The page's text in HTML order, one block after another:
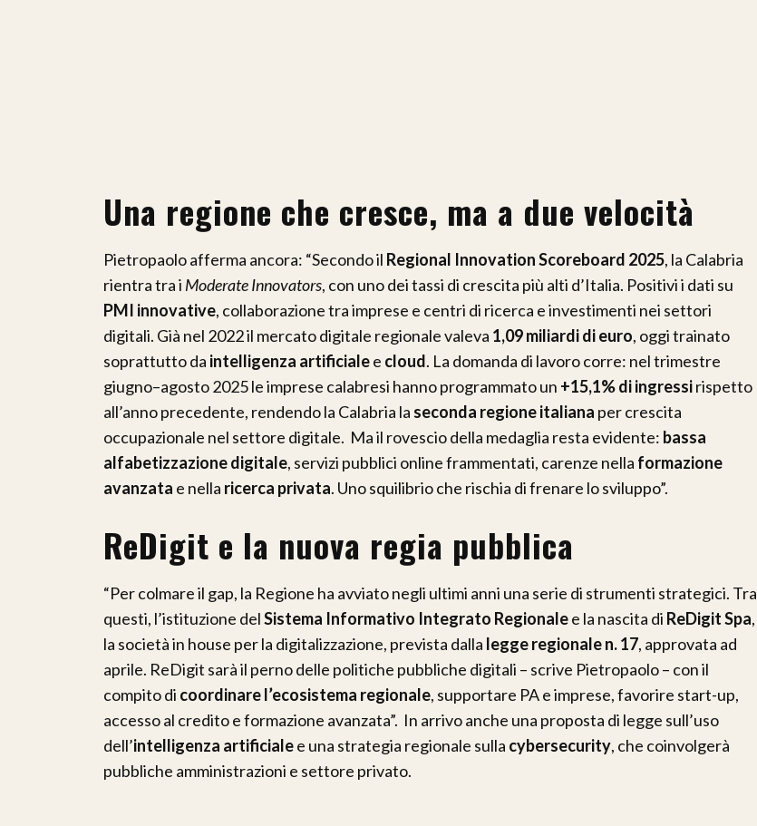
Una regione che cresce, ma a due velocità
Pietropaolo afferma ancora: “Secondo il Regional Innovation Scoreboard 2025, la Calabria
rientra tra i Moderate Innovators, con uno dei tassi di crescita più alti d’Italia. Positivi i dati su
PMI innovative, collaborazione tra imprese e centri di ricerca e investimenti nei settori
digitali. Già nel 2022 il mercato digitale regionale valeva 1,09 miliardi di euro, oggi trainato
soprattutto da intelligenza artificialee cloud. La domanda di lavoro corre: nel trimestre
giugno–agosto 2025 le imprese calabresi hanno programmato un +15,1% di ingressirispetto
all’anno precedente, rendendo la Calabria la seconda regione italiana per crescita
occupazionale nel settore digitale. Ma il rovescio della medaglia resta evidente: bassa
alfabetizzazione digitale, servizi pubblici online frammentati, carenze nella formazione
avanzata e nella ricerca privata. Uno squilibrio che rischia di frenare lo sviluppo”.
ReDigit e la nuova regia pubblica
“Per colmare il gap, la Regione ha avviato negli ultimi anni una serie di strumenti strategici. Tra
questi, l’istituzione delSistema Informativo Integrato Regionalee la nascita di ReDigit Spa,
la società in house per la digitalizzazione, prevista dalla legge regionale n. 17, approvata ad
aprile. ReDigit sarà il perno delle politiche pubbliche digitali – scrive Pietropaolo – con il
compito di coordinare l’ecosistema regionale, supportare PA e imprese, favorire start-up,
accesso al credito e formazione avanzata”. In arrivo anche una proposta di legge sull’uso
dell’intelligenza artificialee una strategia regionale sulla cybersecurity, che coinvolgerà
pubbliche amministrazioni e settore privato.